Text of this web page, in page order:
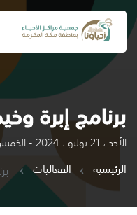
برنامج إبرة
الأحد ، 21 يوليو ، 2024 - الخميس ، 25 يوليو ، 2024
الرئيسية
الفعاليات